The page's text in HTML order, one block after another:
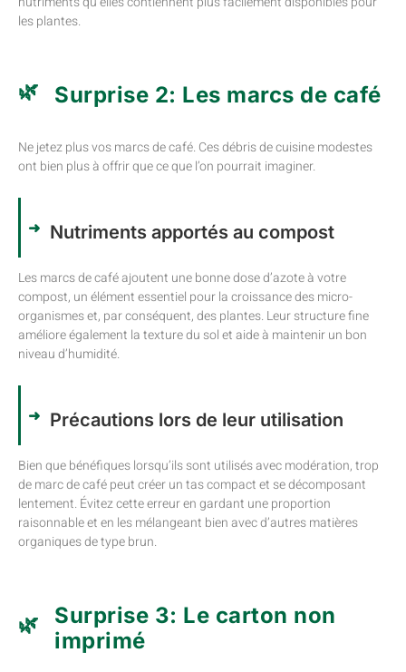
les plantes.
Surprise 2: Les marcs de café
Ne jetez plus vos marcs de café. Ces débris de cuisine modestes
ont bien plus à offrir que ce que l’on pourrait imaginer.
Nutriments apportés au compost
Les marcs de café ajoutent une bonne dose d’azote à votre
compost, un élément essentiel pour la croissance des micro-
organismes et, par conséquent, des plantes. Leur structure fine
améliore également la texture du sol et aide à maintenir un bon
niveau d’humidité.
Précautions lors de leur utilisation
Bien que bénéfiques lorsqu’ils sont utilisés avec modération, trop
de marc de café peut créer un tas compact et se décomposant
lentement. Évitez cette erreur en gardant une proportion
raisonnable et en les mélangeant bien avec d’autres matières
organiques de type brun.
Surprise 3: Le carton non
imprimé